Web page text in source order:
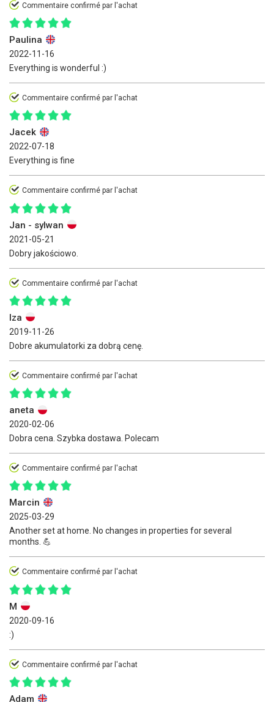
Commentaire confirmé par l'achat
Paulina
2022-11-16
Everything is wonderful :)
Commentaire confirmé par l'achat
Jacek
2022-07-18
Everything is fine
Commentaire confirmé par l'achat
Jan - sylwan
2021-05-21
Dobry jakościowo.
Commentaire confirmé par l'achat
Iza
2019-11-26
Dobre akumulatorki za dobrą cenę.
Commentaire confirmé par l'achat
aneta
2020-02-06
Dobra cena. Szybka dostawa. Polecam
Commentaire confirmé par l'achat
Marcin
2025-03-29
Another set at home. No changes in properties for several
months. 💪
Commentaire confirmé par l'achat
M
2020-09-16
:)
Commentaire confirmé par l'achat
Adam